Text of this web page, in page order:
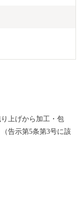
上げから加工・包
告示第5条第3号に該